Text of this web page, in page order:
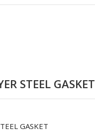
STEEL GASKET
GASKET